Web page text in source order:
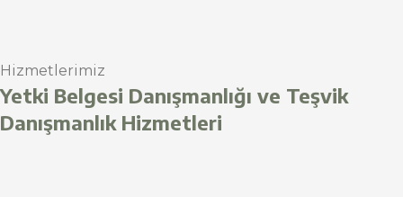
Hizmetlerimiz
Yetki Belgesi Danışmanlığı ve Teşvik
Danışmanlık Hizmetleri